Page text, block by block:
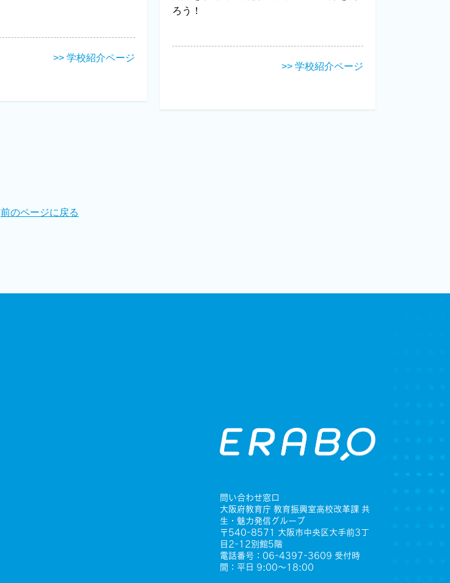
>> 学校紹介ページ
ろう！
>> 学校紹介ページ
前のページに戻る
問い合わせ窓口
大阪府教育庁 教育振興室高校改革課 共
生・魅力発信グループ
〒540-8571 大阪市中央区大手前3丁
目2-12別館5階
電話番号：06-4397-3609 受付時
間：平日 9:00〜18:00